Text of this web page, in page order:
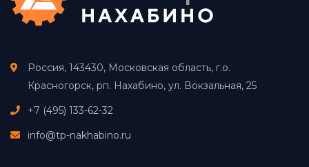
Россия, 143430, Московская область, г.о.
Красногорск, рп. Нахабино, ул. Вокзальная, 25
+7 (495) 133-62-32
info@tp-nakhabino.ru